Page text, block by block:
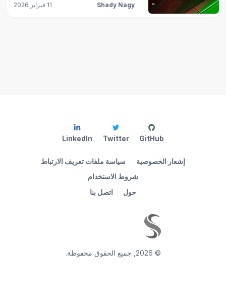
Shady Nagy 11 فبراير 2026
©
2026 جميع الحقوق محفوظة.
حول اتصل بنا
إشعار الخصوصية
سياسة ملفات تعريف الارتباط
شروط الاستخدام
GitHub
Twitter
LinkedIn